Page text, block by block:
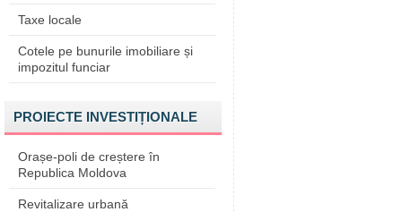
Taxe locale
Cotele pe bunurile imobiliare și
impozitul funciar
PROIECTE INVESTIȚIONALE
Orașe-poli de creștere în
Republica Moldova
Revitalizare urbană